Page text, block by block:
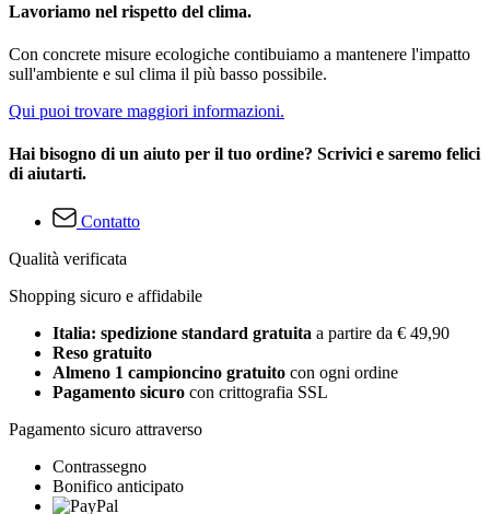
Lavoriamo nel rispetto del clima.
Con concrete misure ecologiche contibuiamo a mantenere l'impatto
sull'ambiente e sul clima il più basso possibile.
Qui puoi trovare maggiori informazioni.
Hai bisogno di un aiuto per il tuo ordine? Scrivici e saremo felici
di aiutarti.
Contatto
Qualità verificata
Shopping sicuro e affidabile
Italia: spedizione standard gratuita a partire da € 49,90
Reso gratuito
Almeno 1 campioncino gratuito con ogni ordine
Pagamento sicuro con crittografia SSL
Pagamento sicuro attraverso
Contrassegno
Bonifico anticipato